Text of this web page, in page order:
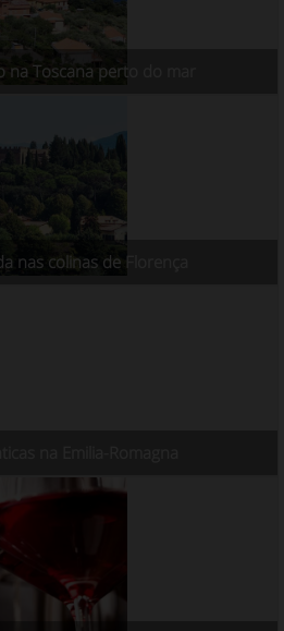
na Toscana perto do mar
nas colinas de Florença